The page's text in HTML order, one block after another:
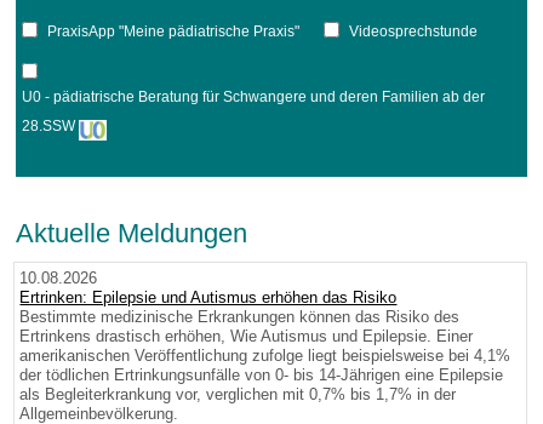
PraxisApp "Meine pädiatrische Praxis" Videosprechstunde
U0 - pädiatrische Beratung für Schwangere und deren Familien ab der
28.SSW
Aktuelle Meldungen
10.08.2026
Ertrinken: Epilepsie und Autismus erhöhen das Risiko
Bestimmte medizinische Erkrankungen können das Risiko des
Ertrinkens drastisch erhöhen, Wie Autismus und Epilepsie. Einer
amerikanischen Veröffentlichung zufolge liegt beispielsweise bei 4,1%
der tödlichen Ertrinkungsunfälle von 0- bis 14-Jährigen eine Epilepsie
als Begleiterkrankung vor, verglichen mit 0,7% bis 1,7% in der
Allgemeinbevölkerung.